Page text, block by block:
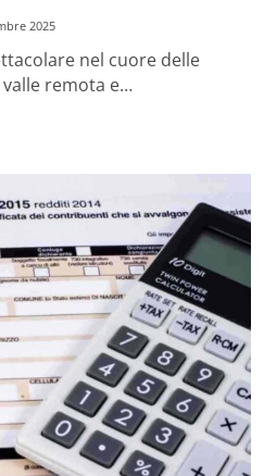
2025
nel cuore delle
remota e…